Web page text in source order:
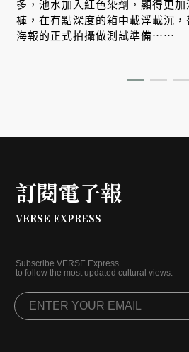
多，池水加入紅色染劑，顯得更
褲，在有點深度的箱中載浮載沉，
海報的正式拍攝做測試準備⋯⋯
訂閱電子報
VERSE EXPRESS
Subscribe VERSE Express
to follow the most updated cultural views.